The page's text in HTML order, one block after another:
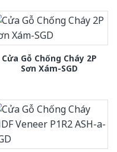
Cửa Gỗ Chống Cháy 2P
Sơn Xám-SGD